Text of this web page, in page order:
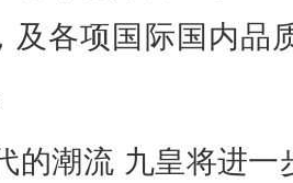
及各项国际国内品
的潮流 九皇将进一